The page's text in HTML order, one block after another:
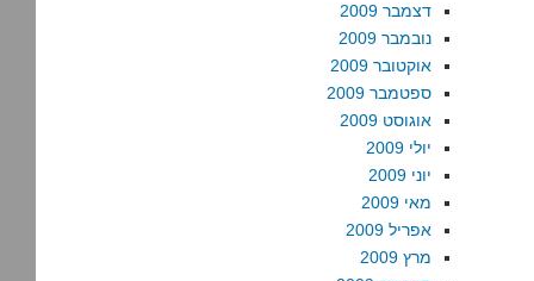
דצמבר 2009
נובמבר 2009
אוקטובר 2009
ספטמבר 2009
אוגוסט 2009
יולי 2009
יוני 2009
מאי 2009
אפריל 2009
מרץ 2009